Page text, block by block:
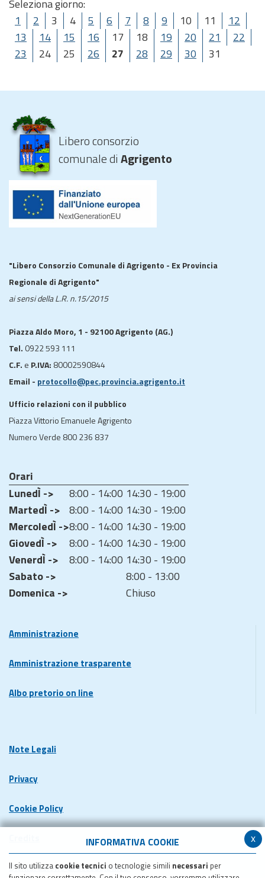
x
INFORMATIVA COOKIE
Il sito utilizza cookie tecnici o tecnologie simili necessari per
Seleziona giorno:
1
2 3 4 5 6 7 8 9 10 11
12
13
14 15 16 17 18 19 20 21
22
23
24 25 26 27 28 29 30 31
Libero consorzio
comunale diAgrigento
"Libero Consorzio Comunale di Agrigento - Ex Provincia
Regionale di Agrigento"
ai sensi della L.R. n.15/2015
Piazza Aldo Moro, 1 - 92100 Agrigento (AG.)
Tel. 0922 593 111
C.F. e P.IVA: 80002590844
Email - protocollo@pec.provincia.agrigento.it
Ufficio relazioni con il pubblico
Piazza Vittorio Emanuele Agrigento
Numero Verde 800 236 837
Orari
LunedÌ ->
8:00 - 14:00 14:30 - 19:00
MartedÌ -> 8:00 - 14:00 14:30 - 19:00
MercoledÌ ->8:00 - 14:00 14:30 - 19:00
GiovedÌ ->
8:00 - 14:00 14:30 - 19:00
VenerdÌ ->
8:00 - 14:00 14:30 - 19:00
Sabato ->
8:00 - 13:00
Domenica ->
Chiuso
Amministrazione
Amministrazione trasparente
Albo pretorio on line
Note Legali
Privacy
Cookie Policy
Dichiarazione di accessibilita'